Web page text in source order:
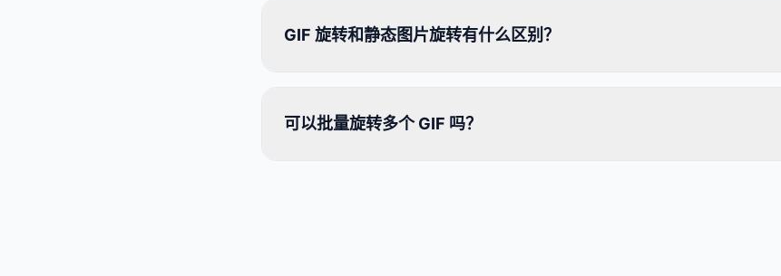
GIF 旋转和静态图片旋转有什么区别？
可以批量旋转多个 GIF 吗？